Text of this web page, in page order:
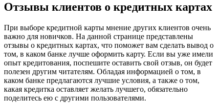
Отзывы клиентов о кредитных картах
При выборе кредитной карты мнение других клиентов очень
важно для новичков. На данной странице представлены
отзывы о кредитных картах, что поможет вам сделать вывод о
том, в каком банке лучше оформить карту. Если вы уже имели
опыт кредитования, поспешите оставить свой отзыв, он будет
полезен другим читателям. Обладая информацией о том, в
каком банке предлагаются лучшие условия, а также о том,
какая кредитка оставляет желать лучшего, обязательно
поделитесь ею с другими пользователями.